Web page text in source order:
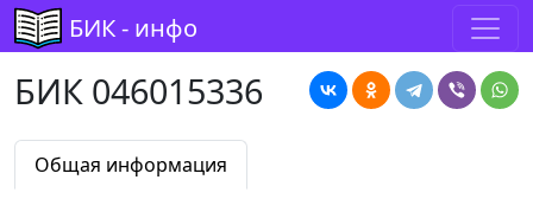
БИК - инфо
БИК 046015336
Общая информация